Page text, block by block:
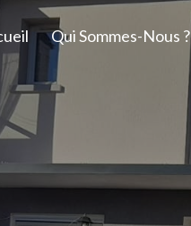
Qui Sommes-Nous ?